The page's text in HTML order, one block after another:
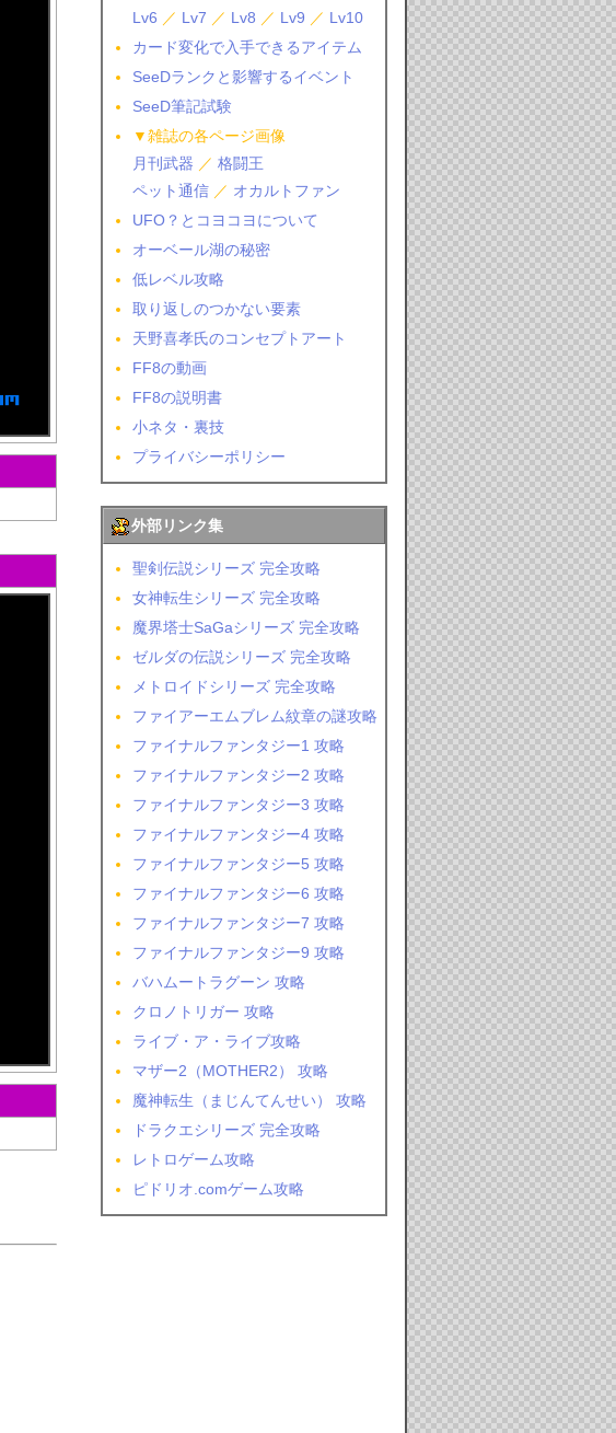
Lv6 ／ Lv7 ／ Lv8 ／ Lv9 ／ Lv10
カード変化で入手できるアイテム
SeeDランクと影響するイベント
SeeD筆記試験
▼雑誌の各ページ画像
月刊武器 ／ 格闘王
ペット通信 ／ オカルトファン
UFO？とコヨコヨについて
オーベール湖の秘密
低レベル攻略
取り返しのつかない要素
天野喜孝氏のコンセプトアート
FF8の動画
FF8の説明書
小ネタ・裏技
プライバシーポリシー
外部リンク集
聖剣伝説シリーズ 完全攻略
女神転生シリーズ 完全攻略
魔界塔士SaGaシリーズ 完全攻略
ゼルダの伝説シリーズ 完全攻略
メトロイドシリーズ 完全攻略
ファイアーエムブレム紋章の謎攻略
ファイナルファンタジー1 攻略
ファイナルファンタジー2 攻略
ファイナルファンタジー3 攻略
ファイナルファンタジー4 攻略
ファイナルファンタジー5 攻略
ファイナルファンタジー6 攻略
ファイナルファンタジー7 攻略
ファイナルファンタジー9 攻略
バハムートラグーン 攻略
クロノトリガー 攻略
ライブ・ア・ライブ攻略
マザー2（MOTHER2） 攻略
魔神転生（まじんてんせい） 攻略
ドラクエシリーズ 完全攻略
レトロゲーム攻略
ピドリオ.comゲーム攻略